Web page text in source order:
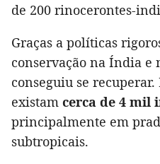
de 200 rinocerontes-
Graças a políticas
conservação na Índia e
conseguiu se
existam cerca de 4 mil
principalmente em
subtropicais.